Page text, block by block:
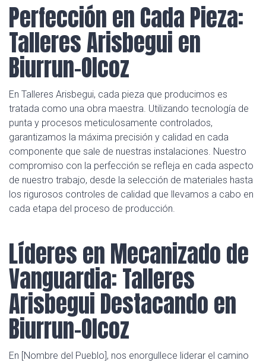
Perfección en Cada Pieza:
Talleres Arisbegui en
Biurrun-Olcoz
En Talleres Arisbegui, cada pieza que producimos es
tratada como una obra maestra. Utilizando tecnología de
punta y procesos meticulosamente controlados,
garantizamos la máxima precisión y calidad en cada
componente que sale de nuestras instalaciones. Nuestro
compromiso con la perfección se refleja en cada aspecto
de nuestro trabajo, desde la selección de materiales hasta
los rigurosos controles de calidad que llevamos a cabo en
cada etapa del proceso de producción.
Líderes en Mecanizado de
Vanguardia: Talleres
Arisbegui Destacando en
Biurrun-Olcoz
En [Nombre del Pueblo], nos enorgullece liderar el camino